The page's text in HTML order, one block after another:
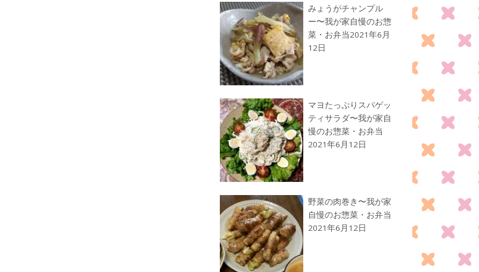
みょうがチャンプル
ー〜我が家自慢のお惣
菜・お弁当2021年6月
12日
マヨたっぷりスパゲッ
ティサラダ〜我が家自
慢のお惣菜・お弁当
2021年6月12日
野菜の肉巻き〜我が家
自慢のお惣菜・お弁当
2021年6月12日